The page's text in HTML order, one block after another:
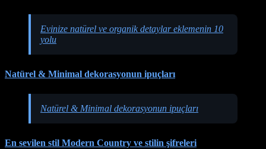
Evinize natürel ve organik detaylar eklemenin 10
yolu
Natürel & Minimal dekorasyonun ipuçları
Natürel & Minimal dekorasyonun ipuçları
En sevilen stil Modern Country ve stilin şifreleri